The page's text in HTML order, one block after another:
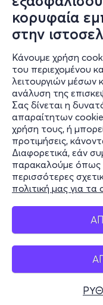
κορυφαία
στην
Κάνουμε χρήση
του περιεχομένου
λειτουργιών μέσων
ανάλυση της
Σας δίνεται η
απαραίτητων
χρήση τους, ή
προτιμήσεις,
Διαφορετικά, εάν
παρακαλούμε όπως
περισσότερες
πολιτική μας για τα
Πληροφορίες
Υποστήριξη
Stay Connected
Mobile app